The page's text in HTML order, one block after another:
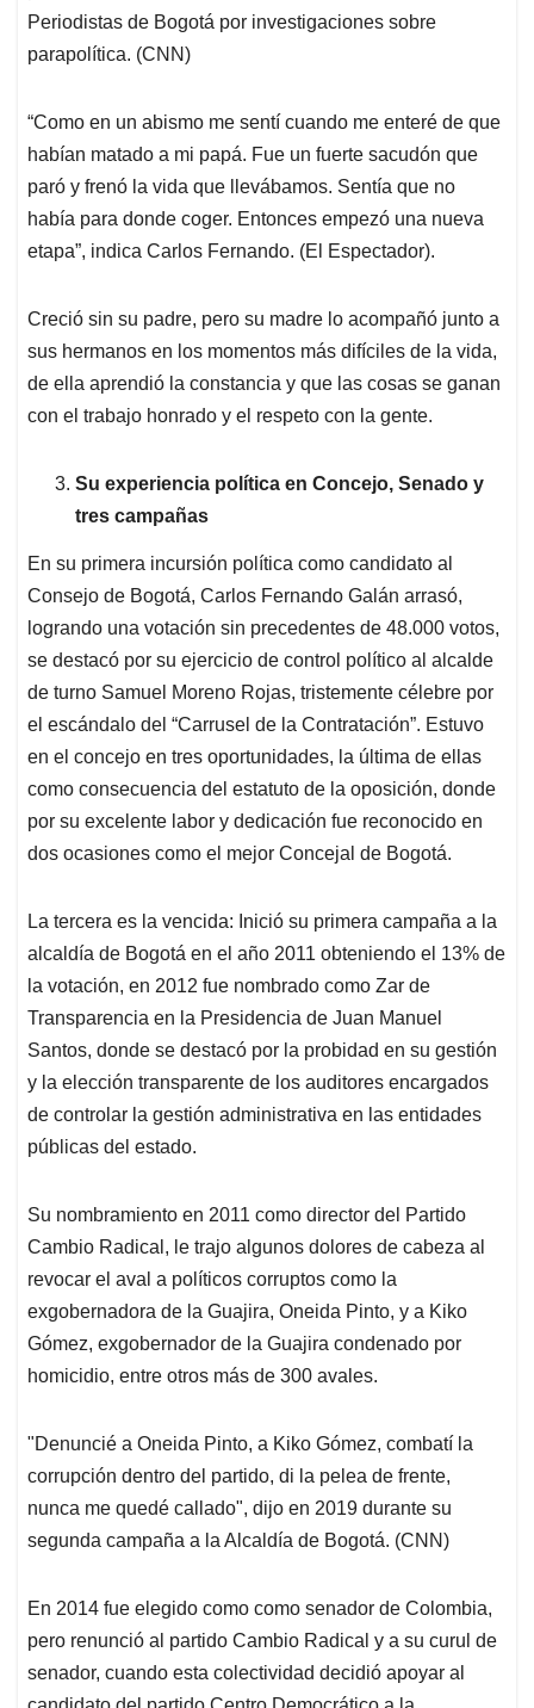
Periodistas de Bogotá por investigaciones sobre
parapolítica. (CNN)
“Como en un abismo me sentí cuando me enteré de que
habían matado a mi papá. Fue un fuerte sacudón que
paró y frenó la vida que llevábamos. Sentía que no
había para donde coger. Entonces empezó una nueva
etapa”, indica Carlos Fernando. (El Espectador).
Creció sin su padre, pero su madre lo acompañó junto a
sus hermanos en los momentos más difíciles de la vida,
de ella aprendió la constancia y que las cosas se ganan
con el trabajo honrado y el respeto con la gente.
Su experiencia política en Concejo, Senado y
tres campañas
En su primera incursión política como candidato al
Consejo de Bogotá, Carlos Fernando Galán arrasó,
logrando una votación sin precedentes de 48.000 votos,
se destacó por su ejercicio de control político al alcalde
de turno Samuel Moreno Rojas, tristemente célebre por
el escándalo del “Carrusel de la Contratación”. Estuvo
en el concejo en tres oportunidades, la última de ellas
como consecuencia del estatuto de la oposición, donde
por su excelente labor y dedicación fue reconocido en
dos ocasiones como el mejor Concejal de Bogotá.
La tercera es la vencida: Inició su primera campaña a la
alcaldía de Bogotá en el año 2011 obteniendo el 13% de
la votación, en 2012 fue nombrado como Zar de
Transparencia en la Presidencia de Juan Manuel
Santos, donde se destacó por la probidad en su gestión
y la elección transparente de los auditores encargados
de controlar la gestión administrativa en las entidades
públicas del estado.
Su nombramiento en 2011 como director del Partido
Cambio Radical, le trajo algunos dolores de cabeza al
revocar el aval a políticos corruptos como la
exgobernadora de la Guajira, Oneida Pinto, y a Kiko
Gómez, exgobernador de la Guajira condenado por
homicidio, entre otros más de 300 avales.
"Denuncié a Oneida Pinto, a Kiko Gómez, combatí la
corrupción dentro del partido, di la pelea de frente,
nunca me quedé callado", dijo en 2019 durante su
segunda campaña a la Alcaldía de Bogotá. (CNN)
En 2014 fue elegido como como senador de Colombia,
pero renunció al partido Cambio Radical y a su curul de
senador, cuando esta colectividad decidió apoyar al